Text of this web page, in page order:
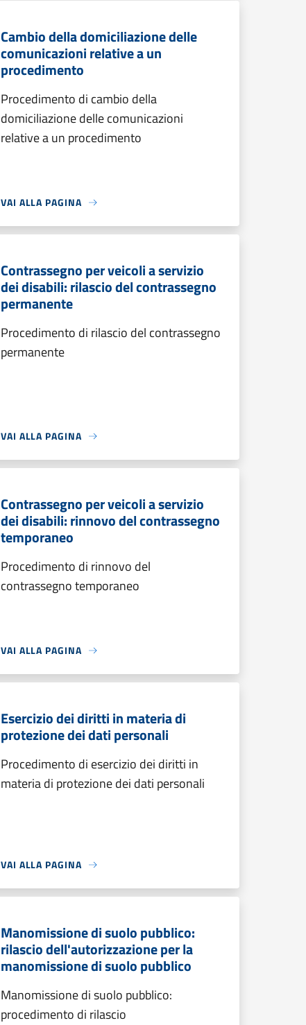
Cambio della domiciliazione delle
comunicazioni relative a un
procedimento
Procedimento di cambio della
domiciliazione delle comunicazioni
relative a un procedimento
VAI ALLA PAGINA
Contrassegno per veicoli a servizio
dei disabili: rilascio del contrassegno
permanente
Procedimento di rilascio del contrassegno
permanente
VAI ALLA PAGINA
Contrassegno per veicoli a servizio
dei disabili: rinnovo del contrassegno
temporaneo
Procedimento di rinnovo del
contrassegno temporaneo
VAI ALLA PAGINA
Esercizio dei diritti in materia di
protezione dei dati personali
Procedimento di esercizio dei diritti in
materia di protezione dei dati personali
VAI ALLA PAGINA
Manomissione di suolo pubblico:
rilascio dell'autorizzazione per la
manomissione di suolo pubblico
Manomissione di suolo pubblico:
procedimento di rilascio